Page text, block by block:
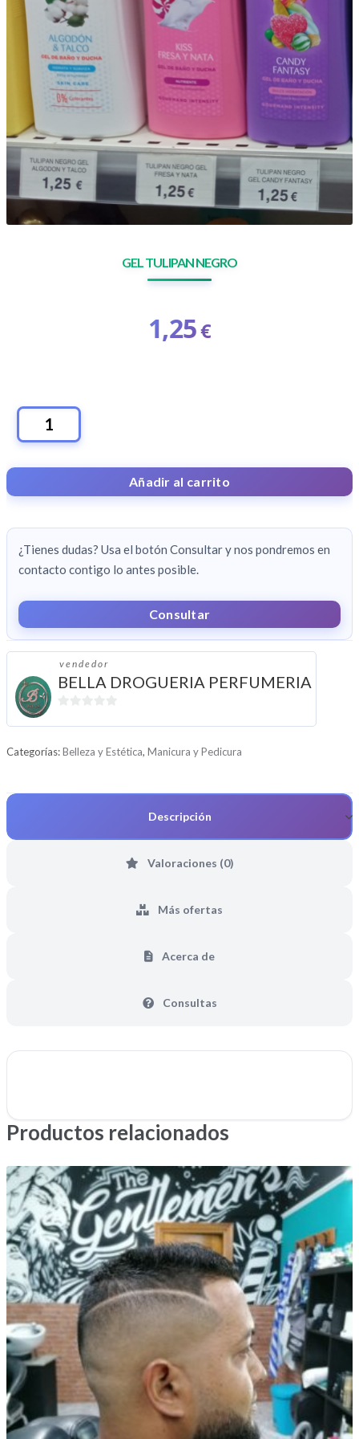
GEL TULIPAN NEGRO
1,25€
GEL
NEGRO
CANTIDAD
Añadir al carrito
¿Tienes dudas? Usa el botón Consultar y nos pondremos en
contacto contigo lo antes posible.
Consultar
vendedor
BELLA DROGUERIA PERFUMERIA
e
Categorías:Belleza y Estética, Manicura y Pedicura
Descripción
Valoraciones (0)
Más ofertas
Acerca de
Consultas
Productos relacionados